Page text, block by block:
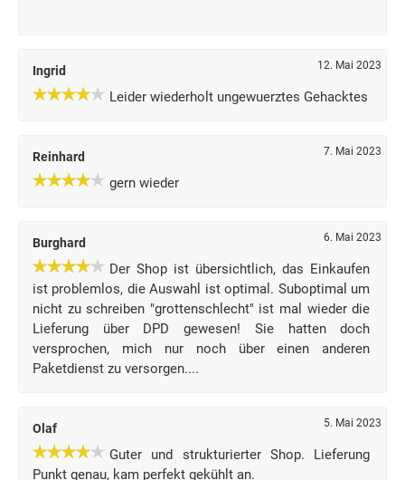
Ingrid 12. Mai 2023
Leider wiederholt ungewuerztes Gehacktes
Reinhard 7. Mai 2023
gern wieder
Burghard 6. Mai 2023
Der Shop ist übersichtlich, das Einkaufen
ist problemlos, die Auswahl ist optimal. Suboptimal um
nicht zu schreiben "grottenschlecht" ist mal wieder die
Lieferung über DPD gewesen! Sie hatten doch
versprochen, mich nur noch über einen anderen
Paketdienst zu versorgen....
Olaf 5. Mai 2023
Guter und strukturierter Shop. Lieferung
Punkt genau, kam perfekt gekühlt an.